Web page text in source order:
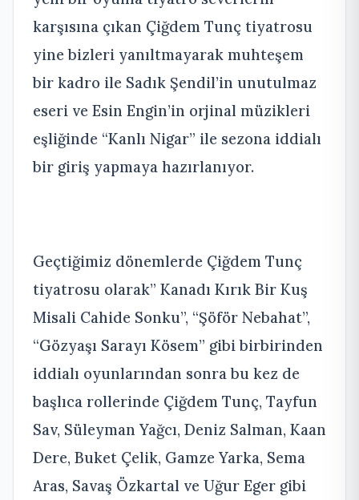
karşısına çıkan Çiğdem Tunç tiyatrosu
yine bizleri yanıltmayarak muhteşem
bir kadro ile Sadık Şendil’in unutulmaz
eseri ve Esin Engin’in orjinal müzikleri
eşliğinde “Kanlı Nigar” ile sezona iddialı
bir giriş yapmaya hazırlanıyor.
Geçtiğimiz dönemlerde Çiğdem Tunç
tiyatrosu olarak” Kanadı Kırık Bir Kuş
Misali Cahide Sonku”, “Şöför Nebahat”,
“Gözyaşı Sarayı Kösem” gibi birbirinden
iddialı oyunlarından sonra bu kez de
başlıca rollerinde Çiğdem Tunç, Tayfun
Sav, Süleyman Yağcı, Deniz Salman, Kaan
Dere, Buket Çelik, Gamze Yarka, Sema
Aras, Savaş Özkartal ve Uğur Eger gibi